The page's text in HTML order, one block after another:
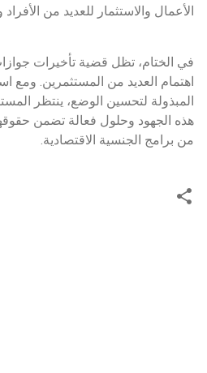
الأعمال والاستثمار للعديد من الأفراد
في الختام، تظل قضية تأخيرات
اهتمام العديد من المستثمرين. ومع
المبذولة لتحسين الوضع، ينتظر
هذه الجهود وحلول فعالة تضمن
من برامج الجنسية الاقتصادية.